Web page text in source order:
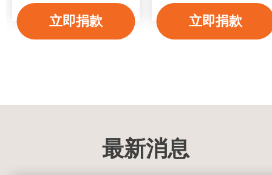
立即捐款 立即捐款
最新消息